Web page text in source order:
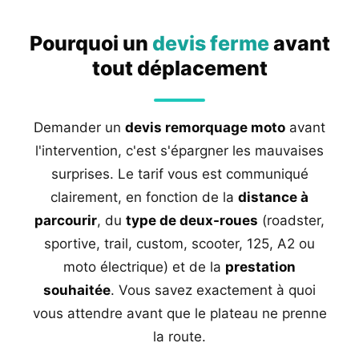
Pourquoi un devis fermeavant
tout déplacement
Demander un devis remorquage moto avant
l'intervention, c'est s'épargner les mauvaises
surprises. Le tarif vous est communiqué
clairement, en fonction de la distance à
parcourir, du type de deux-roues (roadster,
sportive, trail, custom, scooter, 125, A2 ou
moto électrique) et de la prestation
souhaitée. Vous savez exactement à quoi
vous attendre avant que le plateau ne prenne
la route.